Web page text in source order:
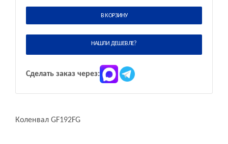
В КОРЗИНУ
НАШЛИ ДЕШЕВЛЕ?
Сделать заказ через:
Коленвал GF192FG